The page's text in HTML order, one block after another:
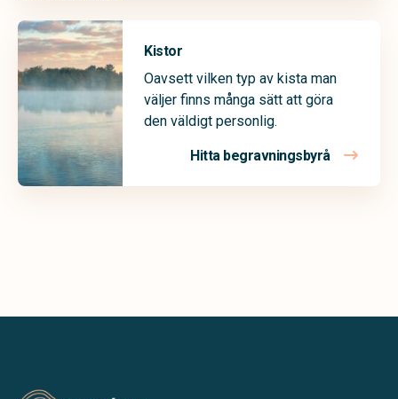
Kistor
Oavsett vilken typ av kista man
väljer finns många sätt att göra
den väldigt personlig.
Hitta begravningsbyrå